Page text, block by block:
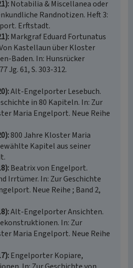
Notabilia & Miscellanea oder
Randnotizen. Heft 3:
Erftstadt.
Markgraf Eduard Fortunatus
Kastellaun über Kloster
Baden. In: Hunsrücker
Jg. 61, S. 303-312.
Alt-Engelporter Lesebuch.
in 80 Kapiteln. In: Zur
Maria Engelport. Neue Reihe
800 Jahre Kloster Maria
Kapitel aus seiner
Beatrix von Engelport.
Irrtümer. In: Zur Geschichte
Neue Reihe ; Band 2,
Alt-Engelporter Ansichten.
In: Zur
Maria Engelport. Neue Reihe
Engelporter Kopiare,